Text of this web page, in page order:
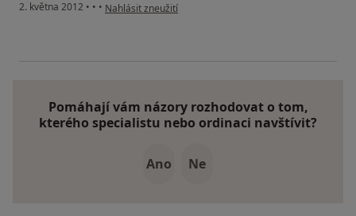
2. května 2012 • • • podle názoru uživatele Váš účet byl odstraněn
Nahlásit zneužití
Pomáhají vám názory rozhodovat o tom,
kterého specialistu nebo ordinaci navštívit?
Ano Ne